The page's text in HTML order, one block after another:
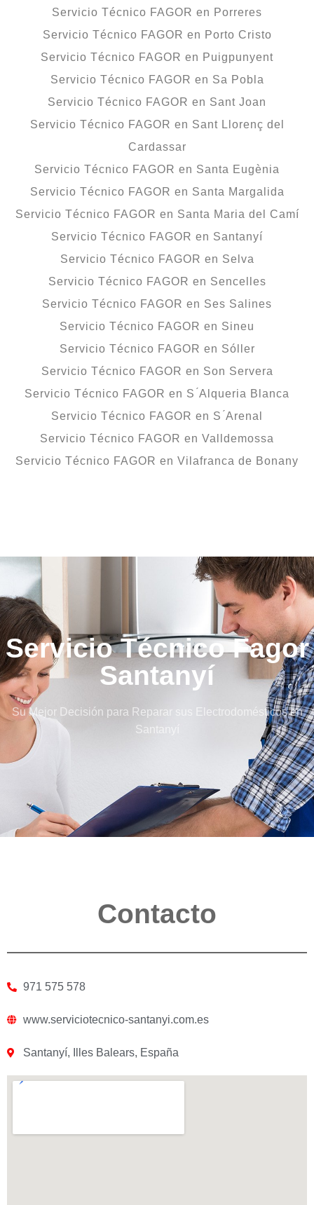
Servicio Técnico FAGOR en Porreres
Servicio Técnico FAGOR en Porto Cristo
Servicio Técnico FAGOR en Puigpunyent
Servicio Técnico FAGOR en Sa Pobla
Servicio Técnico FAGOR en Sant Joan
Servicio Técnico FAGOR en Sant Llorenç del
Cardassar
Servicio Técnico FAGOR en Santa Eugènia
Servicio Técnico FAGOR en Santa Margalida
Servicio Técnico FAGOR en Santa Maria del Camí
Servicio Técnico FAGOR en Santanyí
Servicio Técnico FAGOR en Selva
Servicio Técnico FAGOR en Sencelles
Servicio Técnico FAGOR en Ses Salines
Servicio Técnico FAGOR en Sineu
Servicio Técnico FAGOR en Sóller
Servicio Técnico FAGOR en Son Servera
Servicio Técnico FAGOR en S ́Alqueria Blanca
Servicio Técnico FAGOR en S ́Arenal
Servicio Técnico FAGOR en Valldemossa
Servicio Técnico FAGOR en Vilafranca de Bonany
Servicio Técnico Fagor
Santanyí
Su Mejor Decisión para Reparar sus Electrodomésticos en
Santanyí
Contacto
971 575 578
www.serviciotecnico-santanyi.com.es
Santanyí, Illes Balears, España